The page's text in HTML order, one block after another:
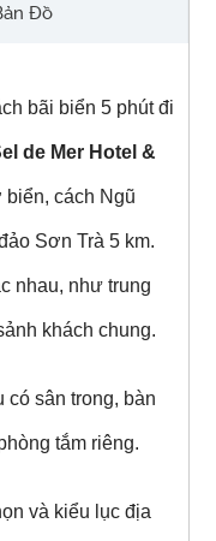
Đồ
bãi biển 5 phút đi
de Mer Hotel &
cách Ngũ
Sơn Trà 5 km.
nhau, như trung
khách chung.
có sân trong, bàn
tắm riêng.
và kiểu lục địa